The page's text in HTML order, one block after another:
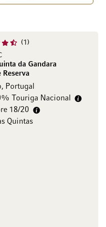
1
da Gandara
Reserva
Portugal
Touriga Nacional
18/20
Quintas